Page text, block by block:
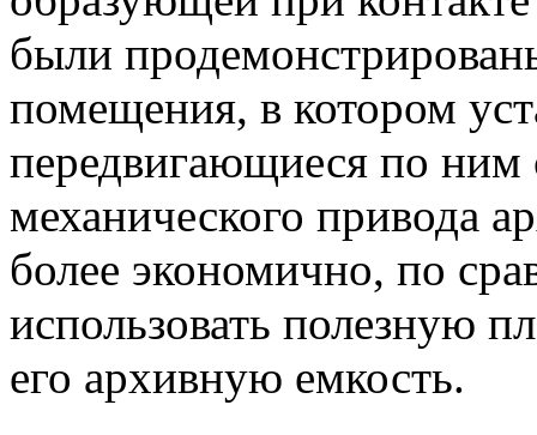
были
помещения, в котором
передвигающиеся по
механического привода
более экономично, по
использовать полезную
его архивную емкость.